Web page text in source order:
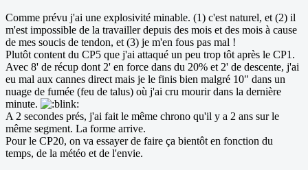
Comme prévu j'ai une explosivité minable. (1) c'est naturel, et (2) il
m'est impossible de la travailler depuis des mois et des mois à cause
de mes soucis de tendon, et (3) je m'en fous pas mal !
Plutôt content du CP5 que j'ai attaqué un peu trop tôt après le CP1.
Avec 8' de récup dont 2' en force dans du 20% et 2' de descente, j'ai
eu mal aux cannes direct mais je le finis bien malgré 10" dans un
nuage de fumée (feu de talus) où j'ai cru mourir dans la dernière
minute.
A 2 secondes prés, j'ai fait le même chrono qu'il y a 2 ans sur le
même segment. La forme arrive.
Pour le CP20, on va essayer de faire ça bientôt en fonction du
temps, de la météo et de l'envie.